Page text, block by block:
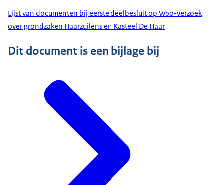
Lijst van documenten bij eerste deelbesluit op Woo-verzoek
over grondzaken Haarzuilens en Kasteel De Haar
Dit document is een bijlage bij